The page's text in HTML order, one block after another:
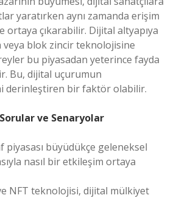
yaratırken aynı zamanda erişim
ortaya çıkarabilir. Dijital altyapıya
veya blok zincir teknolojisine
bu piyasadan yeterince fayda
Bu, dijital uçurumun
derinleştiren bir faktör olabilir.
ve Senaryolar
piyasası büyüdükçe geleneksel
nasıl bir etkileşim ortaya
NFT teknolojisi, dijital mülkiyet